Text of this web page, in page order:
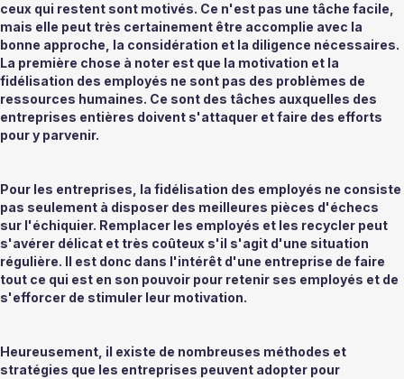
ceux qui restent sont motivés. Ce n'est pas une tâche facile,
mais elle peut très certainement être accomplie avec la
bonne approche, la considération et la diligence nécessaires.
La première chose à noter est que la motivation et la
fidélisation des employés ne sont pas des problèmes de
ressources humaines. Ce sont des tâches auxquelles des
entreprises entières doivent s'attaquer et faire des efforts
pour y parvenir.
Pour les entreprises, la fidélisation des employés ne consiste
pas seulement à disposer des meilleures pièces d'échecs
sur l'échiquier. Remplacer les employés et les recycler peut
s'avérer délicat et très coûteux s'il s'agit d'une situation
régulière. Il est donc dans l'intérêt d'une entreprise de faire
tout ce qui est en son pouvoir pour retenir ses employés et de
s'efforcer de stimuler leur motivation.
Heureusement, il existe de nombreuses méthodes et
stratégies que les entreprises peuvent adopter pour